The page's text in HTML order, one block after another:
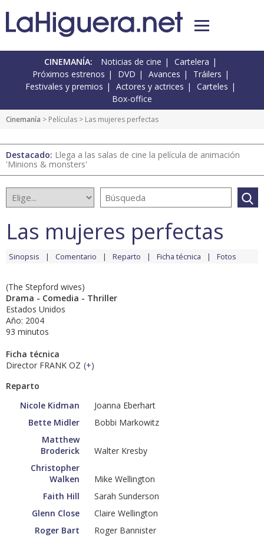
CINEMANÍA: Noticias de cine
Cartelera
Próximos estrenos
DVD Avances
Tráilers
Festivales y premios
Actores y actrices
Carteles
Box-office
Cinemanía > Películas > Las mujeres perfectas
Destacado: Llega a las salas de cine la película de animación
'Minions & monsters'
Las mujeres perfectas
Sinopsis Comentario Reparto Ficha técnica Fotos
(The Stepford wives)
Drama - Comedia - Thriller
Estados Unidos
Año: 2004
93 minutos
Ficha técnica
Director FRANK OZ (+)
Reparto
Nicole Kidman
Joanna Eberhart
Bette Midler
Bobbi Markowitz
Matthew
Broderick
Walter Kresby
Christopher
Walken
Mike Wellington
Faith Hill
Sarah Sunderson
Glenn Close
Claire Wellington
Roger Bart
Roger Bannister